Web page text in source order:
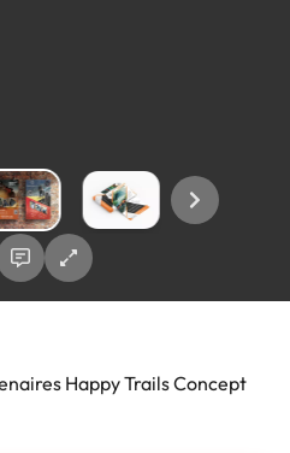
Happy Trails Concept